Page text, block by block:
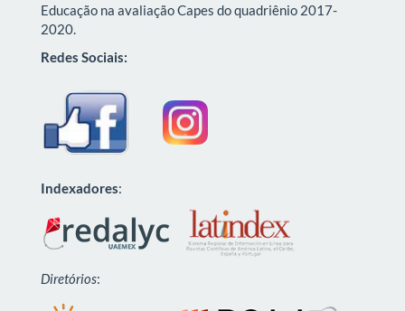
Educação na avaliação Capes do quadriênio 2017-
2020.
Redes Sociais:
Indexadores:
Diretórios: